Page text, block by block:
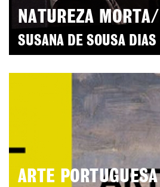
NATUREZA
SUSANA DE SOUSA DIAS
ARTE